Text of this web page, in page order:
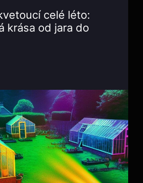
celé léto:
krása od jara do